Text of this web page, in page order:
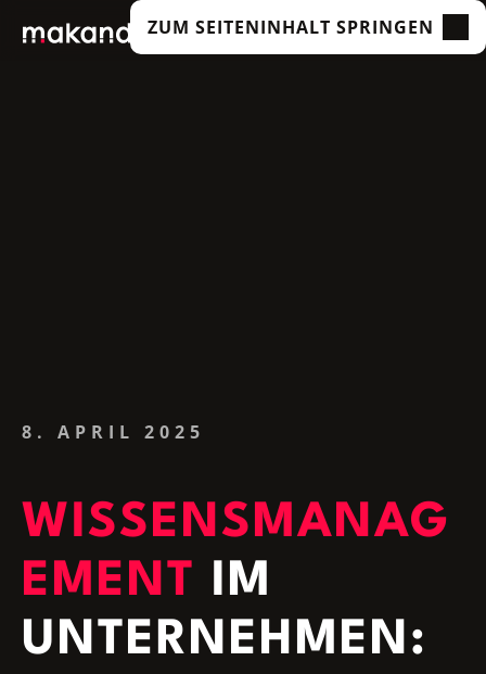
ZUM SEITENINHALT SPRINGEN
8. APRIL 2025
WISSENSMANAG
EMENT IM
UNTERNEHMEN: